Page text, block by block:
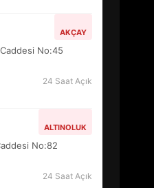
AKÇAY
No:45
24 Saat Açık
ALTINOLUK
No:82
24 Saat Açık
SATRANÇ
YENİ
ŞEKİLLENDİ?